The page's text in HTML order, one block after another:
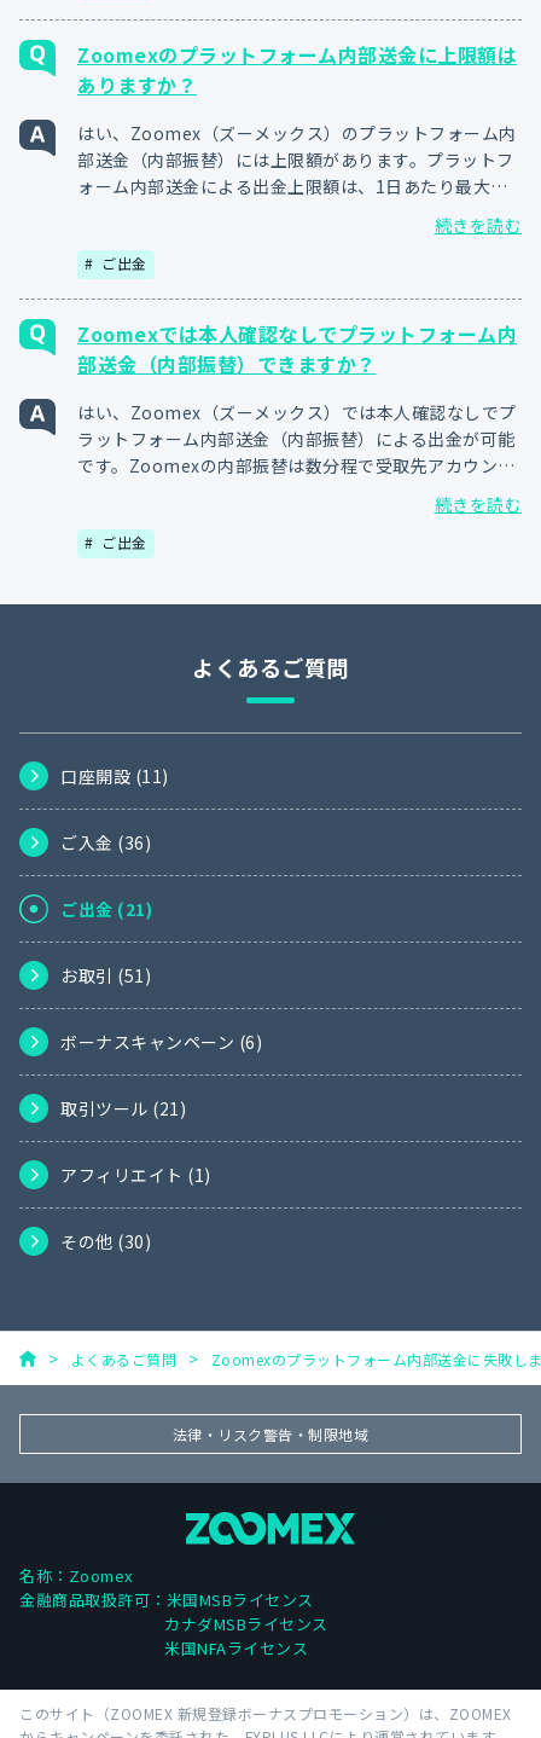
Zoomexのプラットフォーム内部送金に上限額は
ありますか？
はい、Zoomex（ズーメックス）のプラットフォーム内
部送金（内部振替）には上限額があります。プラットフ
ォーム内部送金による出金上限額は、1日あたり最大
10,000USDTです。出金上限額は、全ての通貨の合計額
となります。尚、1日あたりの出金上限額は、毎日午前9
時（日本時間）にリセットされます。
続きを読む
ご出金
Zoomexでは本人確認なしでプラットフォーム内
部送金（内部振替）できますか？
はい、Zoomex（ズーメックス）では本人確認なしでプ
ラットフォーム内部送金（内部振替）による出金が可能
です。Zoomexの内部振替は数分程で受取先アカウント
に反映され、24時間365日、振替手数料無料でご利用頂
けます。尚、内部振替のご利用にはEメール認証と
Google2段階認証の設定完了が必要です。
続きを読む
ご出金
よくあるご質問
口座開設 (11)
ご入金 (36)
ご出金 (21)
お取引 (51)
ボーナスキャンペーン (6)
取引ツール (21)
アフィリエイト (1)
その他 (30)
よくあるご質問 Zoomexのプラットフォーム内部送金に失敗し
法律・リスク警告・制限地域
名称：Zoomex
金融商品取扱許可：米国MSBライセンス
カナダMSBライセンス
米国NFAライセンス
このサイト（ZOOMEX 新規登録ボーナスプロモーション）は、ZOOMEX